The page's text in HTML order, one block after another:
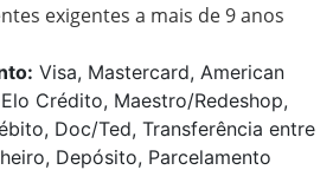
exigentes a mais de 9 anos
Visa, Mastercard, American
Crédito, Maestro/Redeshop,
Doc/Ted, Transferência entre
Depósito, Parcelamento